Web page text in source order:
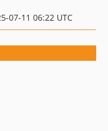
07-11 06:22 UTC